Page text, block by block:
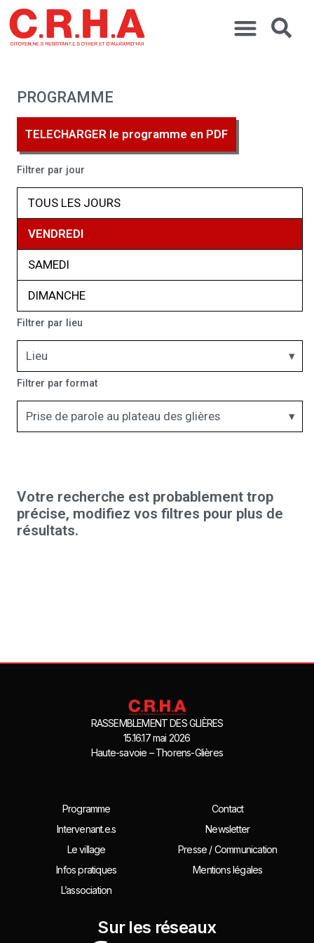
PROGRAMME
TELECHARGER le programme en PDF
Filtrer par jour
TOUS LES JOURS
VENDREDI
SAMEDI
DIMANCHE
Filtrer par lieu
Lieu
Filtrer par format
Prise de parole au plateau des glières
Votre recherche est probablement trop
précise, modifiez vos filtres pour plus de
résultats.
RASSEMBLEMENT DES GLIÈRES
15.16.17 mai 2026
Haute-savoie – Thorens-Glières
Programme
Intervenant.e.s
Le village
Infos pratiques
L’association
Contact
Newsletter
Presse / Communication
Mentions légales
Sur les réseaux